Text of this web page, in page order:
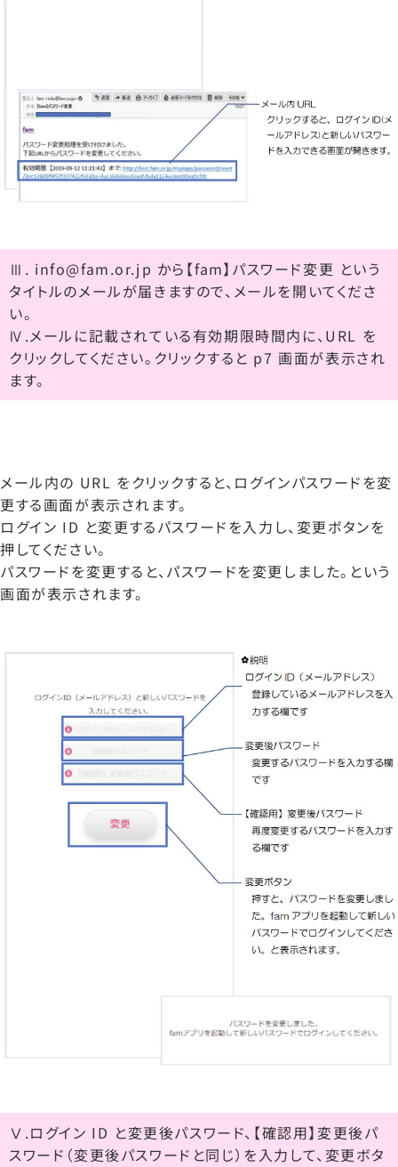
Ⅲ. info@fam.or.jp から【fam】パスワード変更 という
タイトルのメールが届きますので、メールを開いてくださ
い。
Ⅳ.メールに記載されている有効期限時間内に、URL を
クリックしてください。クリックすると p7 画面が表示され
ます。
メール内の URL をクリックすると、ログインパスワードを変
更する画面が表示されます。
ログイン ID と変更するパスワードを入力し、変更ボタンを
押してください。
パスワードを変更すると、パスワードを変更しました。という
画面が表示されます。
Ⅴ.ログイン ID と変更後パスワード、【確認用】変更後パ
スワード（変更後パスワードと同じ）を入力して、変更ボタ